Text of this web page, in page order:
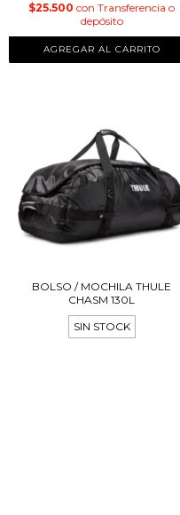
$25.500 con Transferencia o
depósito
AGREGAR AL CARRITO
BOLSO / MOCHILA THULE
CHASM 130L
SIN STOCK